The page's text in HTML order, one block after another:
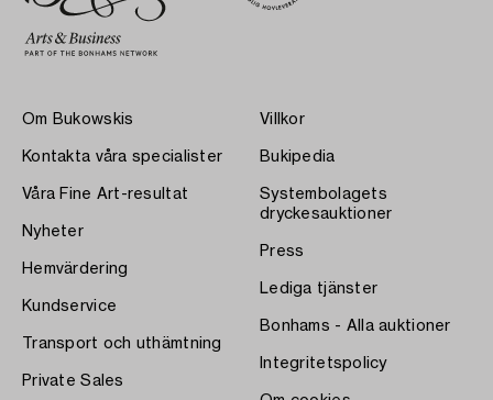
Om Bukowskis
Kontakta våra specialister
Våra Fine Art-resultat
Nyheter
Hemvärdering
Kundservice
Transport och uthämtning
Private Sales
Villkor
Bukipedia
Systembolagets
dryckesauktioner
Press
Lediga tjänster
Bonhams - Alla auktioner
Integritetspolicy